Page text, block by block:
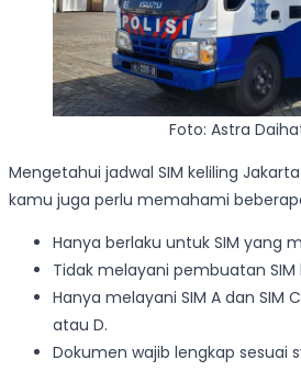
Foto: Astra
Mengetahui jadwal SIM keliling
kamu juga perlu memahami
Hanya berlaku untuk SIM yang
Tidak melayani pembuatan SIM
Hanya melayani SIM A dan SIM
atau D.
Dokumen wajib lengkap sesuai